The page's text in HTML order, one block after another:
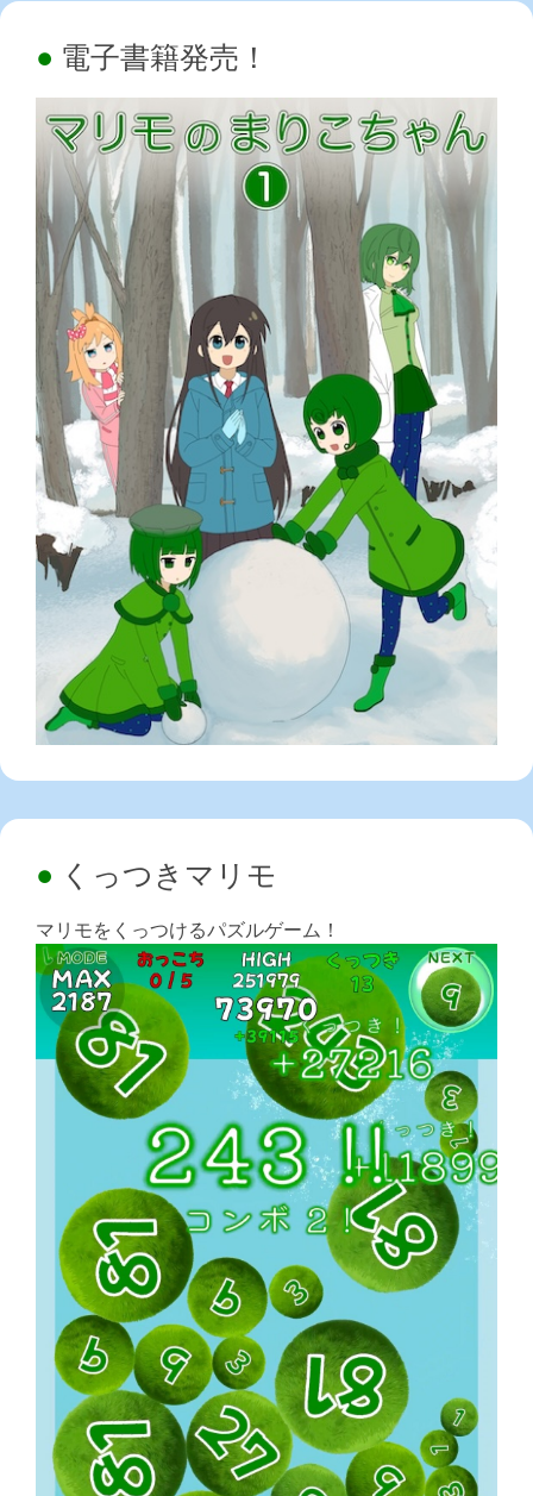
電子書籍発売！
くっつきマリモ
マリモをくっつけるパズルゲーム！